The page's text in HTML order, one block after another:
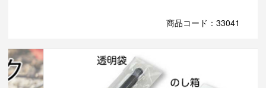
商品コード：33041